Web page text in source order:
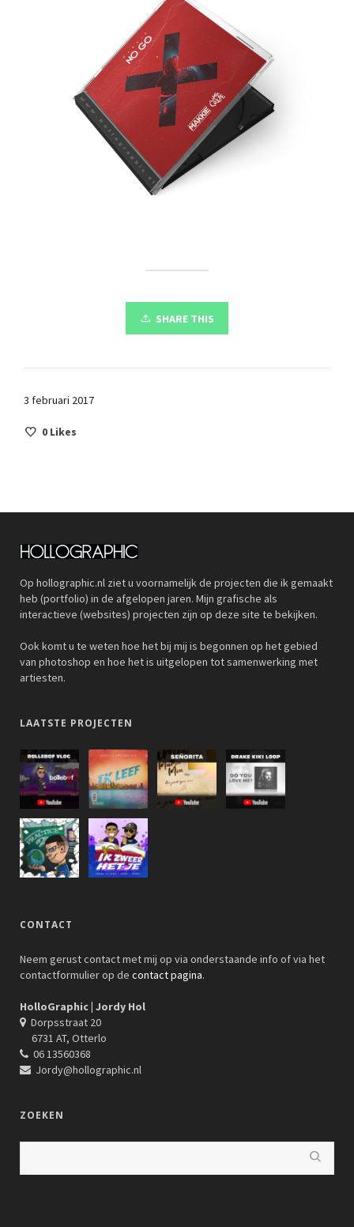
SHARE THIS
3 februari 2017
0 Likes
Op hollographic.nl ziet u voornamelijk de projecten die ik gemaakt
heb (portfolio) in de afgelopen jaren. Mijn grafische als
interactieve (websites) projecten zijn op deze site te bekijken.
Ook komt u te weten hoe het bij mij is begonnen op het gebied
van photoshop en hoe het is uitgelopen tot samenwerking met
artiesten.
LAATSTE PROJECTEN
CONTACT
Neem gerust contact met mij op via onderstaande info of via het
contactformulier op de contact pagina.
HolloGraphic | Jordy Hol
Dorpsstraat 20
6731 AT, Otterlo
06 13560368
Jordy@hollographic.nl
ZOEKEN